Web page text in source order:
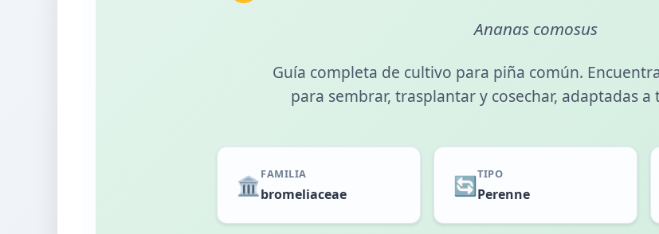
Ananas comosus
Guía completa de cultivo para piña común.
para sembrar, trasplantar y cosechar, adaptadas a
🏛️FAMILIA
bromeliaceae 🔄TIPO
Perenne